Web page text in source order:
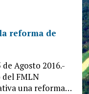
reforma de
Agosto 2016.-
del FMLN
una reforma…